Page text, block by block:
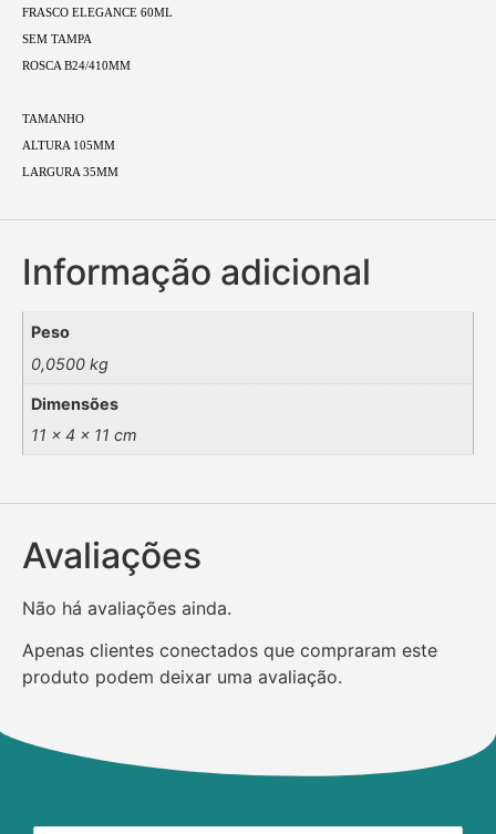
FRASCO ELEGANCE 60ML
SEM TAMPA
ROSCA B24/410MM
TAMANHO
ALTURA 105MM
LARGURA 35MM
Informação adicional
Peso
0,0500 kg
Dimensões
11 × 4 × 11 cm
Avaliações
Não há avaliações ainda.
Apenas clientes conectados que compraram este
produto podem deixar uma avaliação.